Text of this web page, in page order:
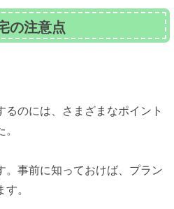
の注意点
るのには、さまざまなポイント
。事前に知っておけば、プラン
。